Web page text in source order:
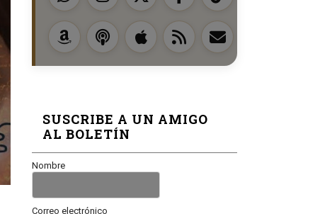
SUSCRIBE A UN AMIGO
AL BOLETÍN
Nombre
Correo electrónico